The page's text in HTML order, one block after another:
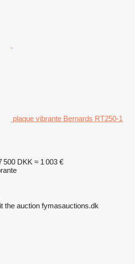
plaque vibrante Bernards RT250-1
500 DKK ≈ 1 003 €
the auction fymasauctions.dk